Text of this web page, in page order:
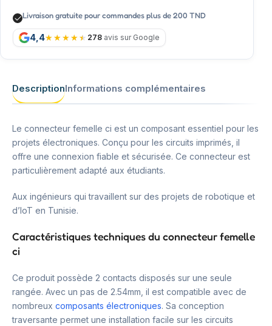
Livraison gratuite pour commandes plus de 200 TND
4,4 278 avis sur Google
DescriptionInformations complémentaires
Le connecteur femelle ci est un composant essentiel pour les
projets électroniques. Conçu pour les circuits imprimés, il
offre une connexion fiable et sécurisée. Ce connecteur est
particulièrement adapté aux étudiants.
Aux ingénieurs qui travaillent sur des projets de robotique et
d’IoT en Tunisie.
Caractéristiques techniques du connecteur femelle
ci
Ce produit possède 2 contacts disposés sur une seule
rangée. Avec un pas de 2.54mm, il est compatible avec de
nombreux composants électroniques. Sa conception
traversante permet une installation facile sur les circuits